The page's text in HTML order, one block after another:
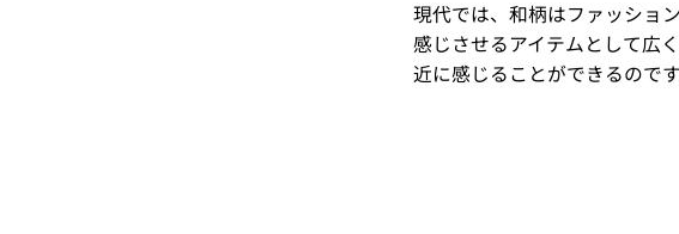
現代では、和柄はファッショ
感じさせるアイテムとして広
近に感じることができるのです